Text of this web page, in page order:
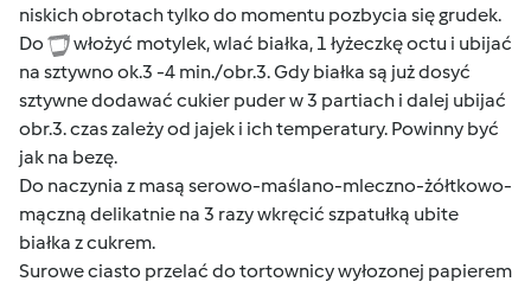
niskich obrotach tylko do momentu pozbycia się grudek.
Do
włożyć motylek, wlać białka, 1 łyżeczkę octu i ubijać
na sztywno ok.3 -4 min./obr.3. Gdy białka są już dosyć
sztywne dodawać cukier puder w 3 partiach i dalej ubijać
obr.3. czas zależy od jajek i ich temperatury. Powinny być
jak na bezę.
Do naczynia z masą serowo-maślano-mleczno-żółtkowo-
mączną delikatnie na 3 razy wkręcić szpatułką ubite
białka z cukrem.
Surowe ciasto przelać do tortownicy wyłozonej papierem